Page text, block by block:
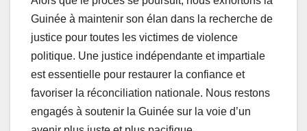
Guinée à maintenir son élan dans la recherche de
justice pour toutes les victimes de violence
politique. Une justice indépendante et impartiale
est essentielle pour restaurer la confiance et
favoriser la réconciliation nationale. Nous restons
engagés à soutenir la Guinée sur la voie d’un